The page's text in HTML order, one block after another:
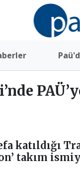
katıldığı
takım